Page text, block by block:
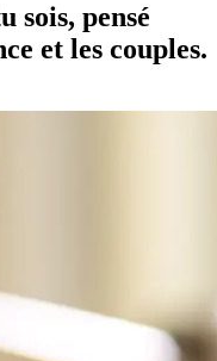
sois, pensé
et les couples.